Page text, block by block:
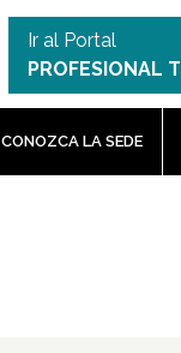
Ir al Portal
PROFESIONAL
CONOZCA LA SEDE